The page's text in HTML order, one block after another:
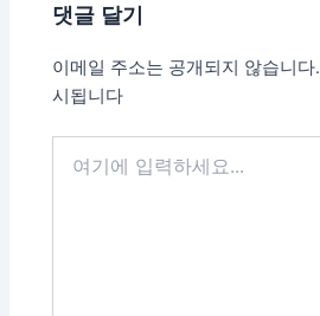
댓글 달기
이메일 주소는 공개되지 않습니다.
시됩니다